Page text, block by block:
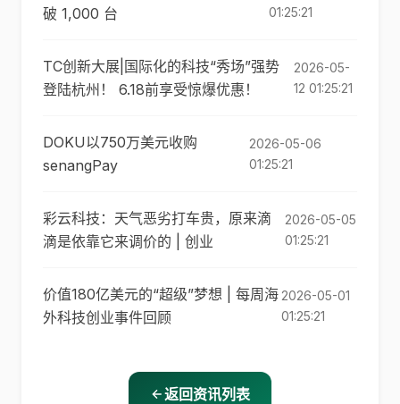
破 1,000 台
01:25:21
TC创新大展|国际化的科技“秀场”强势
登陆杭州！ 6.18前享受惊爆优惠！
2026-05-
12 01:25:21
DOKU以750万美元收购
senangPay
2026-05-06
01:25:21
彩云科技：天气恶劣打车贵，原来滴
滴是依靠它来调价的 | 创业
2026-05-05
01:25:21
价值180亿美元的“超级”梦想 | 每周海
外科技创业事件回顾
2026-05-01
01:25:21
返回资讯列表